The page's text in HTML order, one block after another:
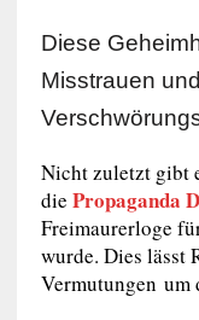
Diese
Misstrauen
Nicht zuletzt gibt
die Propaganda
Freimaurerloge
wurde. Dies lässt
Vermutungen um